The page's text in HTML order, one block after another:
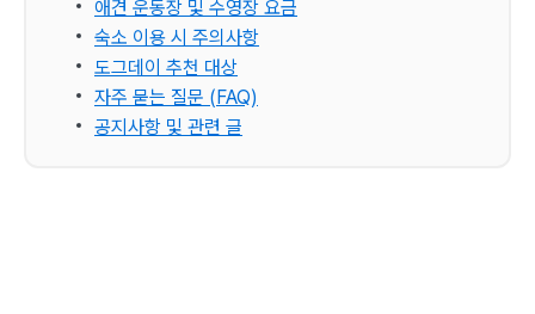
애견 운동장 및 수영장 요금
숙소 이용 시 주의사항
도그데이 추천 대상
자주 묻는 질문 (FAQ)
공지사항 및 관련 글